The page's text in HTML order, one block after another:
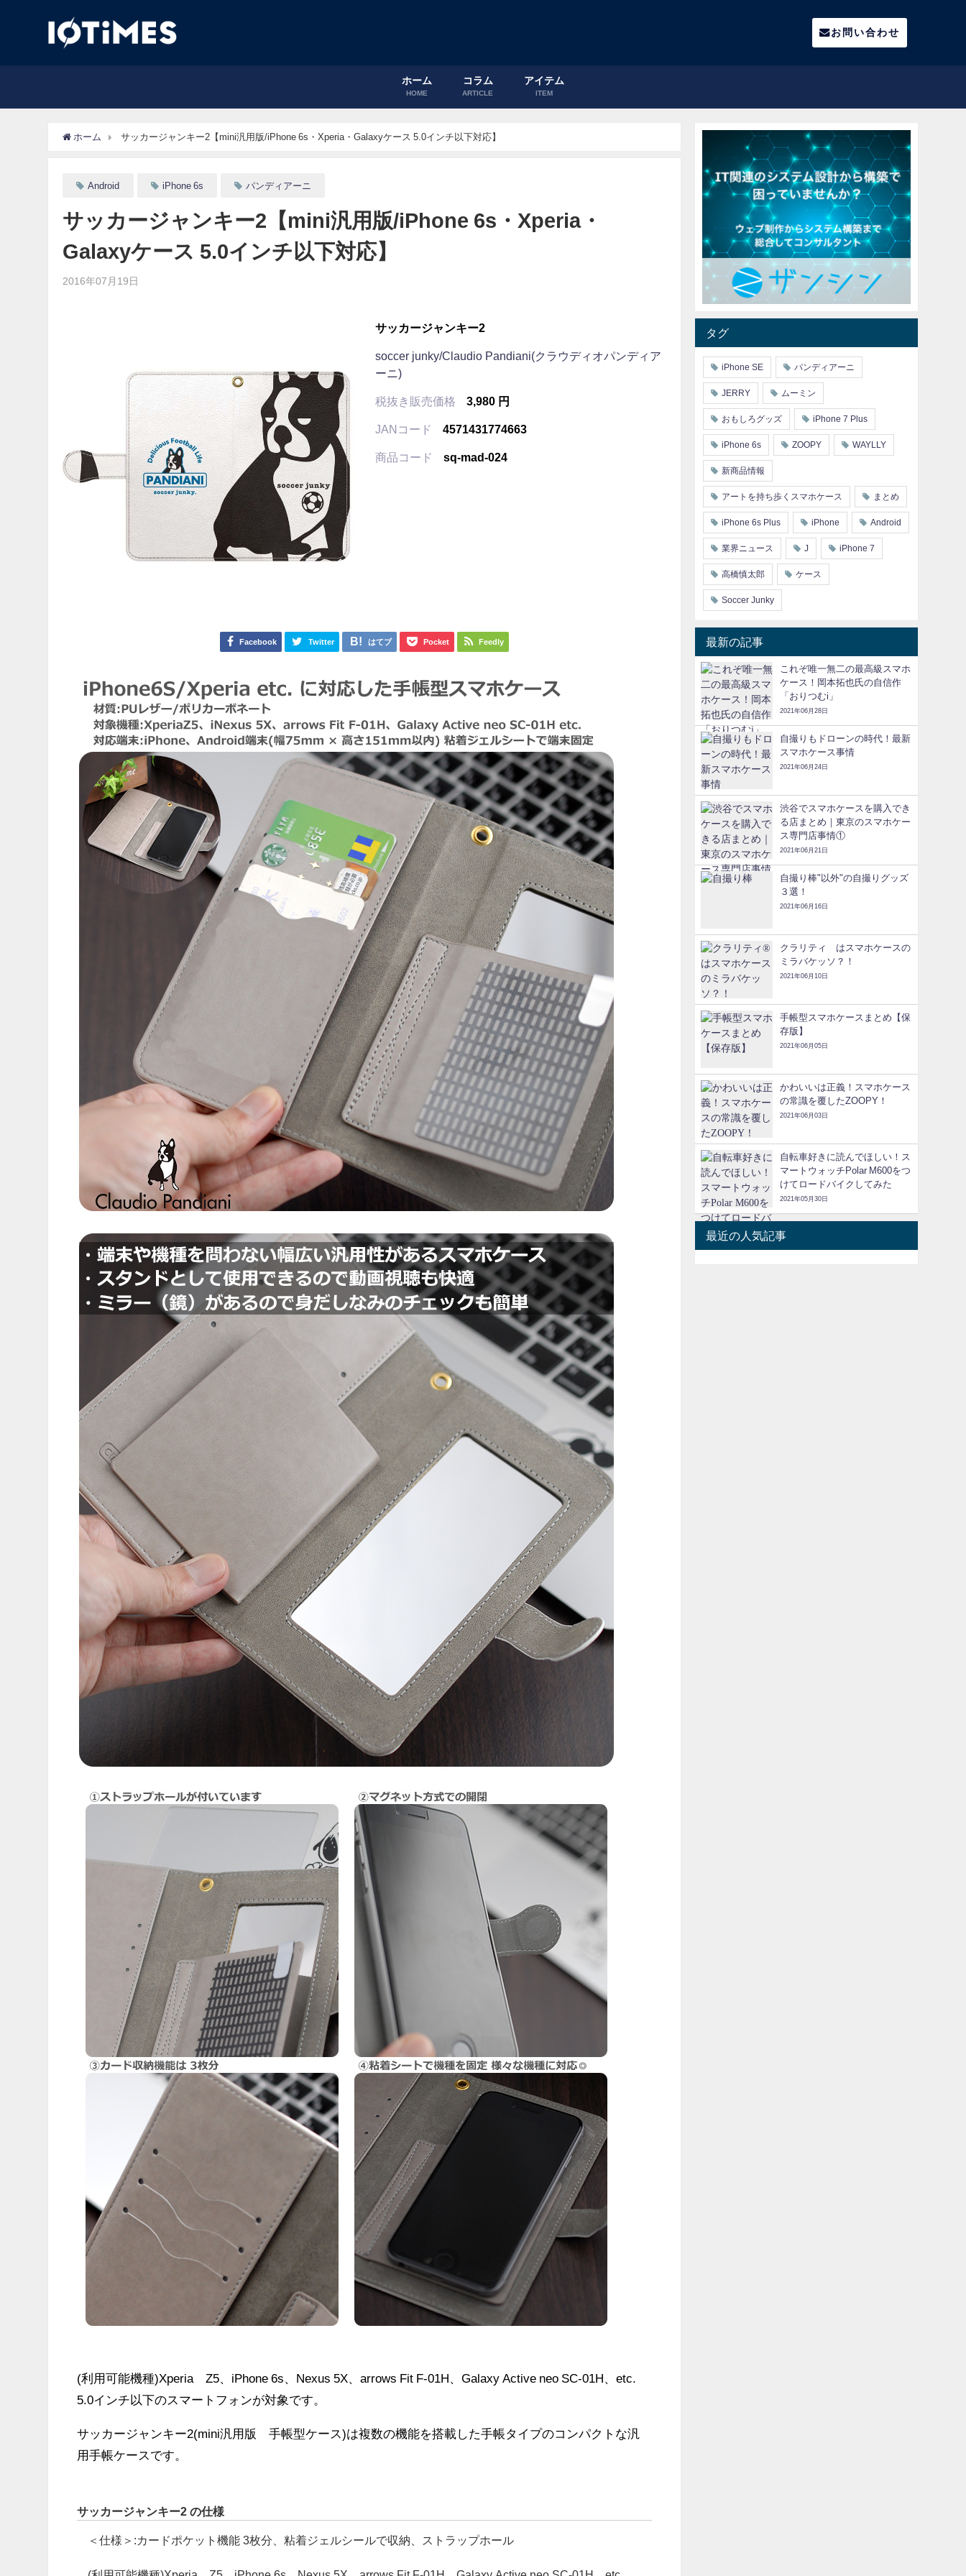
お問い合わせ
ホーム
HOME
コラム
ARTICLE
アイテム
ITEM
ホーム サッカージャンキー2【mini汎用版/iPhone 6s・Xperia・Galaxyケース 5.0インチ以下対応】
Android iPhone 6s パンディアーニ
サッカージャンキー2【mini汎用版/iPhone 6s・Xperia・
Galaxyケース 5.0インチ以下対応】
2016年07月19日
サッカージャンキー2
soccer junky/Claudio Pandiani(クラウディオパンディア
ーニ)
税抜き販売価格 3,980 円
JANコード 4571431774663
商品コード sq-mad-024
Facebook Twitter はてブ Pocket Feedly
(利用可能機種)Xperia™Z5、iPhone 6s、Nexus 5X、arrows Fit F-01H、Galaxy Active neo SC-01H、etc.
5.0インチ以下のスマートフォンが対象です。
サッカージャンキー2(mini汎用版 手帳型ケース)は複数の機能を搭載した手帳タイプのコンパクトな汎
用手帳ケースです。
サッカージャンキー2 の仕様
＜仕様＞:カードポケット機能 3枚分、粘着ジェルシールで収納、ストラップホール
タグ
iPhone SE パンディアーニ
JERRY ムーミン
おもしろグッズ iPhone 7 Plus
iPhone 6s ZOOPY WAYLLY
新商品情報
アートを持ち歩くスマホケース まとめ
iPhone 6s Plus iPhone Android
業界ニュース J iPhone 7
高橋慎太郎 ケース
Soccer Junky
最新の記事
これぞ唯一無二の最高級スマホ
ケース！岡本拓也氏の自信作
「おりつむi」
2021年06月28日
自撮りもドローンの時代！最新
スマホケース事情
2021年06月24日
渋谷でスマホケースを購入でき
る店まとめ｜東京のスマホケー
ス専門店事情①
2021年06月21日
自撮り棒"以外"の自撮りグッズ
３選！
2021年06月16日
クラリティ®はスマホケースの
ミラバケッソ？！
2021年06月10日
手帳型スマホケースまとめ【保
存版】
2021年06月05日
かわいいは正義！スマホケース
の常識を覆したZOOPY！
2021年06月03日
自転車好きに読んでほしい！ス
マートウォッチPolar M600をつ
けてロードバイクしてみた
2021年05月30日
最近の人気記事